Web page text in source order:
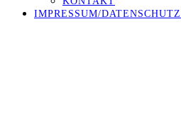
IMPRESSUM/DATENSCHUTZ